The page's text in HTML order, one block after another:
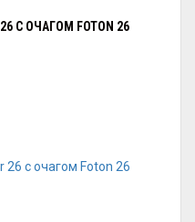
С ОЧАГОМ FOTON 26